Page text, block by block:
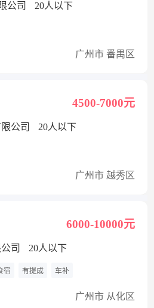
公司 20人以下
广州市 番禺区
4500-7000元
公司 20人以下
广州市 越秀区
6000-10000元
司 20人以下
宿 有提成 车补
广州市 从化区